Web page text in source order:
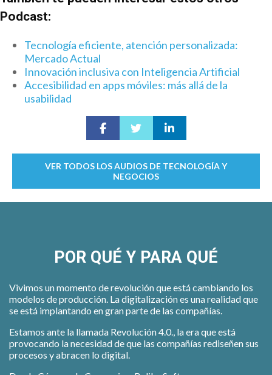
Podcast:
Tecnología eficiente, atención personalizada:
Mercado Actual
Innovación inclusiva con Inteligencia Artificial
Accesibilidad en apps móviles: más allá de la
usabilidad
VER TODOS LOS AUDIOS DE TECNOLOGÍA Y
NEGOCIOS
POR QUÉ Y PARA QUÉ
Vivimos un momento de revolución que está cambiando los
modelos de producción. La digitalización es una realidad que
se está implantando en gran parte de las compañías.
Estamos ante la llamada Revolución 4.0., la era que está
provocando la necesidad de que las compañías rediseñen sus
procesos y abracen lo digital.